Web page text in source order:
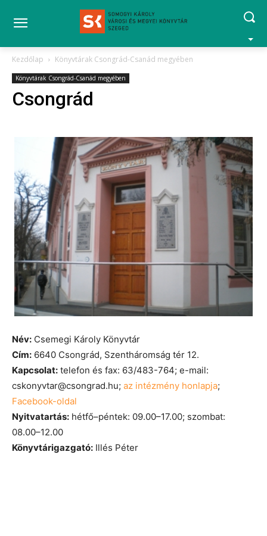
Kezdőlap Könyvtárak Csongrád-Csanád megyében
Könyvtárak Csongrád-Csanád megyében
Csongrád
Név: Csemegi Károly Könyvtár
Cím: 6640 Csongrád, Szentháromság tér 12.
Kapcsolat: telefon és fax: 63/483-764; e-mail:
cskonyvtar@csongrad.hu; az intézmény honlapja;
Facebook-oldal
Nyitvatartás: hétfő–péntek: 09.00–17.00; szombat:
08.00–12.00
Könyvtárigazgató: Illés Péter